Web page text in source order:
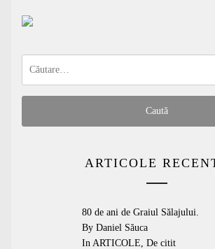
ARTICOLE
80 de ani de Graiul Sălajului.
By Daniel Săuca
In ARTICOLE, De citit